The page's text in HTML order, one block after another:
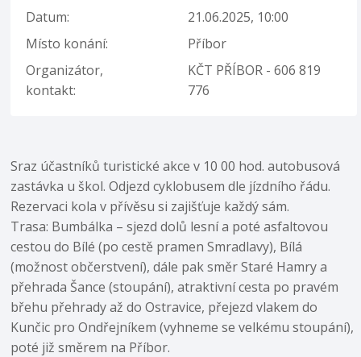
Datum:
21.06.2025, 10:00
Místo konání:
Příbor
Organizátor,
kontakt:
KČT PŘÍBOR - 606 819
776
Sraz účastníků turistické akce v 10 00 hod. autobusová
zastávka u škol. Odjezd cyklobusem dle jízdního řádu.
Rezervaci kola v přívěsu si zajišťuje každý sám.
Trasa: Bumbálka – sjezd dolů lesní a poté asfaltovou
cestou do Bílé (po cestě pramen Smradlavy), Bílá
(možnost občerstvení), dále pak směr Staré Hamry a
přehrada Šance (stoupání), atraktivní cesta po pravém
břehu přehrady až do Ostravice, přejezd vlakem do
Kunčic pro Ondřejníkem (vyhneme se velkému stoupání),
poté již směrem na Příbor.